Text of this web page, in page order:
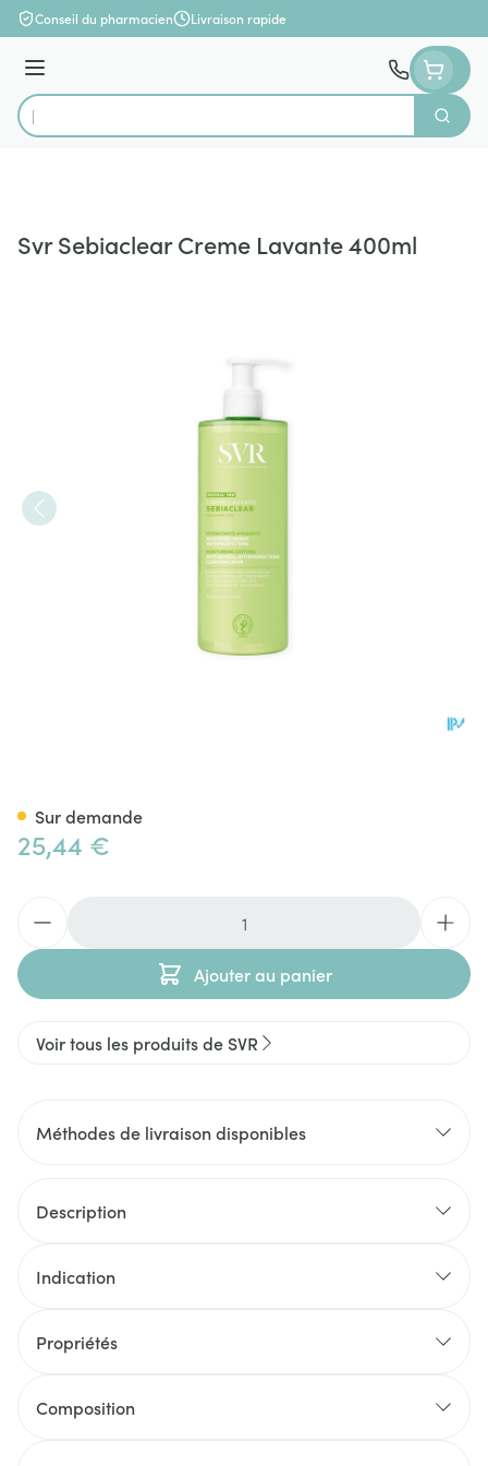
Aller au contenu
Conseil du pharmacien Livraison rapide
Menu
Rechercher
Svr Sebiaclear Creme Lavante 400ml
25,44 €
Ajouter au panier
Sur demande
Voir tous les produits de SVR
Méthodes de livraison disponibles
Description
Indication
Propriétés
Composition